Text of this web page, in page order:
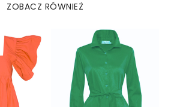
ZOBACZ RÓWNIEŻ